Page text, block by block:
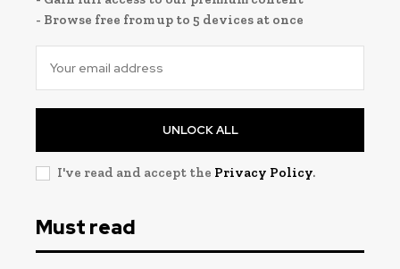
- Browse free from up to 5 devices at once
UNLOCK ALL
I've read and accept the Privacy Policy.
Must read